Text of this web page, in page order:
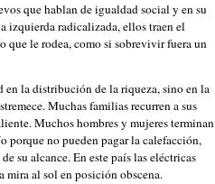
que hablan de igualdad social y en su
izquierda radicalizada, ellos traen el
que le rodea, como si sobrevivir fuera un
en la distribución de la riqueza, sino en la
Muchas familias recurren a sus
Muchos hombres y mujeres terminan
porque no pueden pagar la calefacción,
su alcance. En este país las eléctricas
mira al sol en posición obscena.